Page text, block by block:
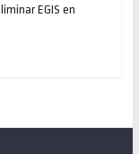
EGIS en